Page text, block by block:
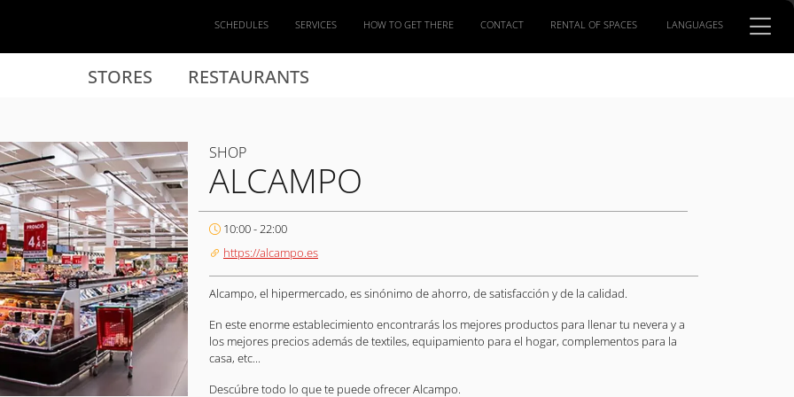
STORES RESTAURANTS
SCHEDULES SERVICES HOW TO GET THERE CONTACT RENTAL OF SPACES LANGUAGES
SHOP
ALCAMPO
10:00 - 22:00
https://alcampo.es
Alcampo, el hipermercado, es sinónimo de ahorro, de satisfacción y de la calidad.
En este enorme establecimiento encontrarás los mejores productos para llenar tu nevera y a
los mejores precios además de textiles, equipamiento para el hogar, complementos para la
casa, etc...
Descúbre todo lo que te puede ofrecer Alcampo.